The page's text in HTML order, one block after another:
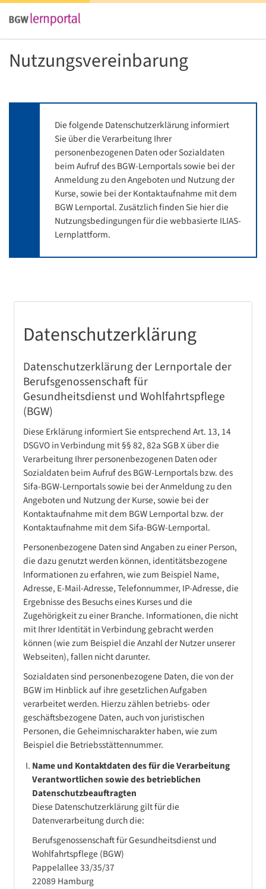
Nutzungsvereinbarung
Die folgende Datenschutzerklärung informiert
Sie über die Verarbeitung Ihrer
personenbezogenen Daten oder Sozialdaten
beim Aufruf des BGW-Lernportals sowie bei der
Anmeldung zu den Angeboten und Nutzung der
Kurse, sowie bei der Kontaktaufnahme mit dem
BGW Lernportal. Zusätzlich finden Sie hier die
Nutzungsbedingungen für die webbasierte ILIAS-
Lernplattform.
Datenschutzerklärung
Datenschutzerklärung der Lernportale der
Berufsgenossenschaft für
Gesundheitsdienst und Wohlfahrtspflege
(BGW)
Diese Erklärung informiert Sie entsprechend Art. 13, 14
DSGVO in Verbindung mit §§ 82, 82a SGB X über die
Verarbeitung Ihrer personenbezogenen Daten oder
Sozialdaten beim Aufruf des BGW-Lernportals bzw. des
Sifa-BGW-Lernportals sowie bei der Anmeldung zu den
Angeboten und Nutzung der Kurse, sowie bei der
Kontaktaufnahme mit dem BGW Lernportal bzw. der
Kontaktaufnahme mit dem Sifa-BGW-Lernportal.
Personenbezogene Daten sind Angaben zu einer Person,
die dazu genutzt werden können, identitätsbezogene
Informationen zu erfahren, wie zum Beispiel Name,
Adresse, E-Mail-Adresse, Telefonnummer, IP-Adresse, die
Ergebnisse des Besuchs eines Kurses und die
Zugehörigkeit zu einer Branche. Informationen, die nicht
mit Ihrer Identität in Verbindung gebracht werden
können (wie zum Beispiel die Anzahl der Nutzer unserer
Webseiten), fallen nicht darunter.
Sozialdaten sind personenbezogene Daten, die von der
BGW im Hinblick auf ihre gesetzlichen Aufgaben
verarbeitet werden. Hierzu zählen betriebs- oder
geschäftsbezogene Daten, auch von juristischen
Personen, die Geheimnischarakter haben, wie zum
Beispiel die Betriebsstättennummer.
Name und Kontaktdaten des für die Verarbeitung
Verantwortlichen sowie des betrieblichen
Datenschutzbeauftragten
Diese Datenschutzerklärung gilt für die
Datenverarbeitung durch die:
Berufsgenossenschaft für Gesundheitsdienst und
Wohlfahrtspflege (BGW)
Pappelallee 33/35/37
22089 Hamburg